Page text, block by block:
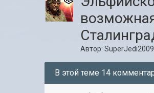
Автор:SuperJedi2009
В этой теме 14